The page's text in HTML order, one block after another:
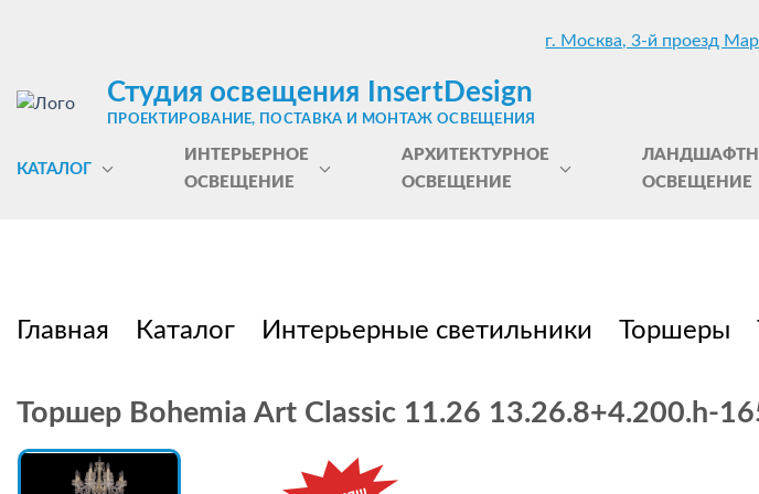
г. Москва, 3-й проезд
Студия освещения InsertDesign
ПРОЕКТИРОВАНИЕ, ПОСТАВКА И МОНТАЖ ОСВЕЩЕНИЯ
КАТАЛОГ
ИНТЕРЬЕРНОЕ
ОСВЕЩЕНИЕ
АРХИТЕКТУРНОЕ
ОСВЕЩЕНИЕ
ОСВЕЩЕНИЕ
Главная Каталог Интерьерные светильники Торшеры
Торшер Bohemia Art Classic 11.26 13.26.8+4.200.h-